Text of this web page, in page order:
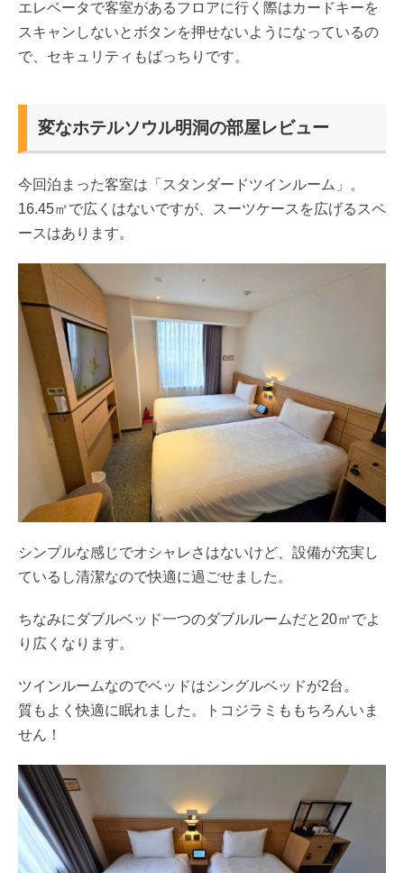
エレベータで客室があるフロアに行く際はカードキーを
スキャンしないとボタンを押せないようになっているの
で、セキュリティもばっちりです。
変なホテルソウル明洞の部屋レビュー
今回泊まった客室は「スタンダードツインルーム」。
16.45㎡で広くはないですが、スーツケースを広げるスペ
ースはあります。
シンプルな感じでオシャレさはないけど、設備が充実し
ているし清潔なので快適に過ごせました。
ちなみにダブルベッド一つのダブルルームだと20㎡でよ
り広くなります。
ツインルームなのでベッドはシングルベッドが2台。
質もよく快適に眠れました。トコジラミももちろんいま
せん！